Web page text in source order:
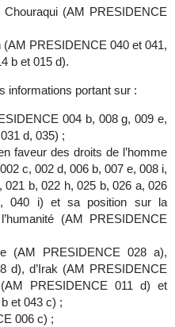
(AM PRESIDENCE
PRESIDENCE 040 et 041,
b et 015 d).
informations portant sur :
004 b, 008 g, 009 e,
d, 035) ;
faveur des droits de l’homme
c, 002 d, 006 b, 007 e, 008 i,
b, 022 h, 025 b, 026 a, 026
040 i) et sa position sur la
(AM PRESIDENCE
(AM PRESIDENCE 028 a),
d), d’Irak (AM PRESIDENCE
PRESIDENCE 011 d) et
et 043 c) ;
006 c) ;